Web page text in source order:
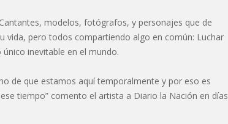
modelos, fotógrafos, y personajes que de
vida, pero todos compartiendo algo en común: Luchar
inevitable en el mundo.
de que estamos aquí temporalmente y por eso es
tiempo” comento el artista a Diario la Nación en días